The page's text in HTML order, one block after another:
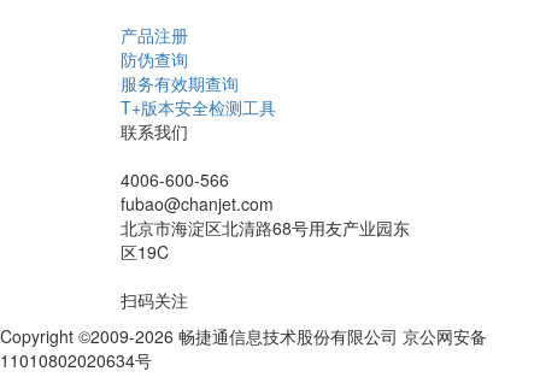
产品注册
防伪查询
服务有效期查询
T+版本安全检测工具
联系我们
4006-600-566
fubao@chanjet.com
北京市海淀区北清路68号用友产业园东
区19C
扫码关注
Copyright ©2009-2026 畅捷通信息技术股份有限公司 京公网安备
11010802020634号